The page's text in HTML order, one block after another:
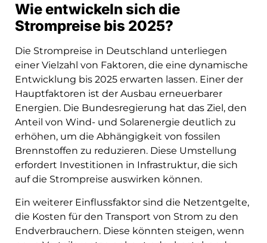
Wie entwickeln sich die
Strompreise bis 2025?
Die Strompreise in Deutschland unterliegen
einer Vielzahl von Faktoren, die eine dynamische
Entwicklung bis 2025 erwarten lassen. Einer der
Hauptfaktoren ist der Ausbau erneuerbarer
Energien. Die Bundesregierung hat das Ziel, den
Anteil von Wind- und Solarenergie deutlich zu
erhöhen, um die Abhängigkeit von fossilen
Brennstoffen zu reduzieren. Diese Umstellung
erfordert Investitionen in Infrastruktur, die sich
auf die Strompreise auswirken können.
Ein weiterer Einflussfaktor sind die Netzentgelte,
die Kosten für den Transport von Strom zu den
Endverbrauchern. Diese könnten steigen, wenn